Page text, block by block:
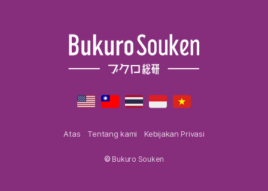
Atas Tentang kami Kebijakan Privasi
© Bukuro Souken